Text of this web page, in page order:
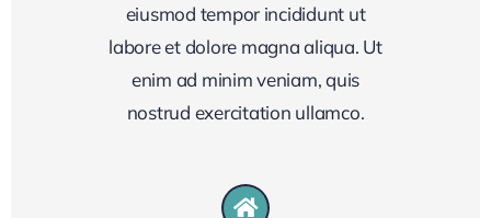
eiusmod tempor incididunt ut
labore et dolore magna aliqua. Ut
enim ad minim veniam, quis
nostrud exercitation ullamco.